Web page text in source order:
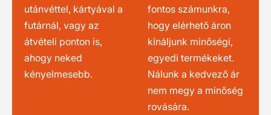
utánvéttel, kártyával a
futárnál, vagy az
átvételi ponton is,
ahogy neked
kényelmesebb.
fontos számunkra,
hogy elérhető áron
kínáljunk minőségi,
egyedi termékeket.
Nálunk a kedvező ár
nem megy a minőség
rovására.